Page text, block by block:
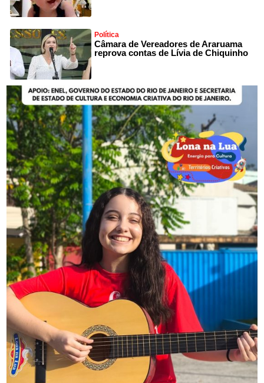
Política
Câmara de Vereadores de Araruama
reprova contas de Lívia de Chiquinho